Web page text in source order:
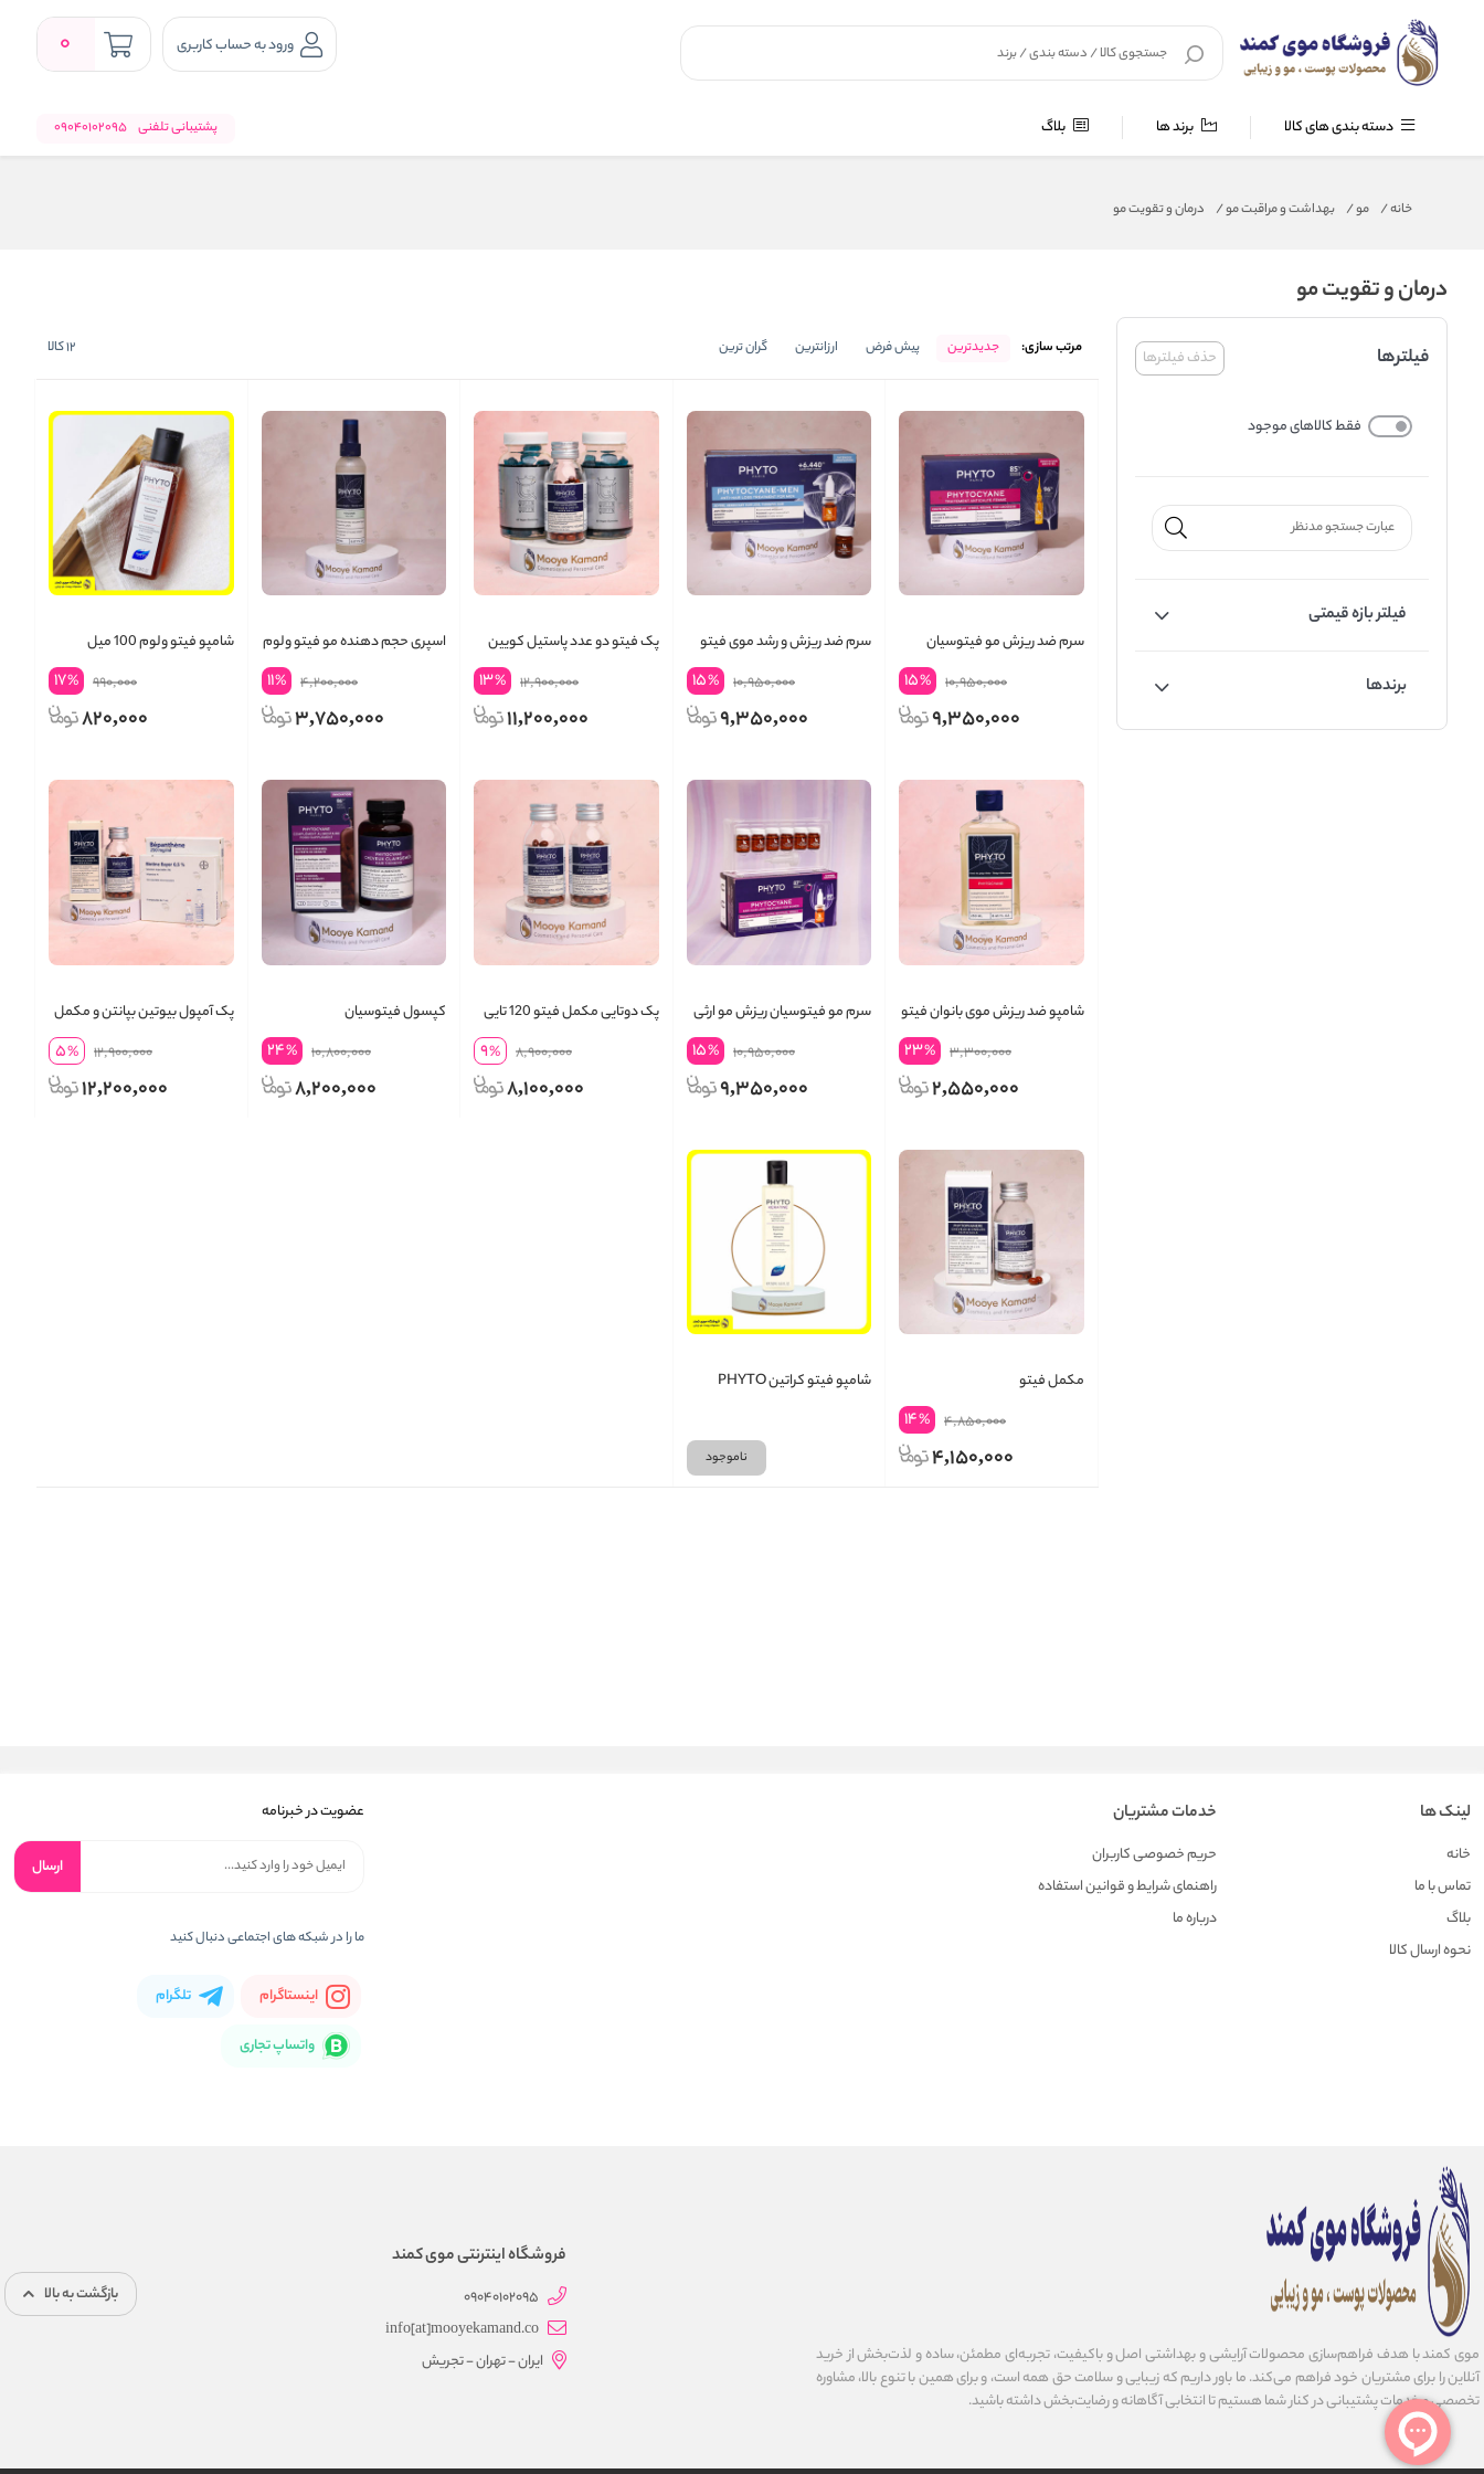
ورود به حساب کاربری 0
دسته بندی های کالا برند ها بلاگ پشتیبانی تلفنی 09040102095
خانه/ مو/ بهداشت و مراقبت مو/ درمان و تقویت مو
درمان و تقویت مو
حذف فیلترها فیلترها
فقط کالاهای موجود
فیلتر بازه قیمتی
برندها
مرتب سازی: جدیدترین پیش فرض ارزانترین گران ترین 12کالا
سرم ضد ریزش مو فیتوسیان
10,950,000
15%
9,350,000
سرم ضد ریزش و رشد موی فیتو
10,950,000
15%
9,350,000
پک فیتو دو عدد پاستیل کویین
12,900,000
13%
11,200,000
اسپری حجم دهنده مو فیتو ولوم
4,200,000
11%
3,750,000
شامپو فیتو ولوم 100 میل
990,000
17%
820,000
شامپو ضد ریزش موی بانوان فیتو
3,300,000
23%
2,550,000
سرم مو فیتوسیان ریزش مو ارثی
10,950,000
15%
9,350,000
پک دوتایی مکمل فیتو 120 تایی
8,900,000
9%
8,100,000
کپسول فیتوسیان
10,800,000
24%
8,200,000
پک آمپول بیوتین بپانتن و مکمل
12,900,000
5%
12,200,000
مکمل فیتو
4,850,000
14%
4,150,000
شامپو فیتو کراتین PHYTO
ناموجود
لینک ها
خانه
تماس با ما
بلاگ
نحوه ارسال کالا
خدمات مشتریان
حریم خصوصی کاربران
راهنمای شرایط و قوانین استفاده
درباره ما
عضویت در خبرنامه
ارسال
ما را در شبکه های اجتماعی دنبال کنید
اینستاگرام تلگرام
واتساپ تجاری
موی کمند با هدف فراهم‌سازی محصولات آرایشی و بهداشتی اصل و باکیفیت، تجربه‌ای مطمئن، ساده و لذت‌بخش از خرید
آنلاین را برای مشتریان خود فراهم می‌کند. ما باور داریم که زیبایی و سلامت حق همه است، و برای همین با تنوع بالا، مشاوره
تخصصی و خدمات پشتیبانی در کنار شما هستیم تا انتخابی آگاهانه و رضایت‌بخش داشته باشید.
فروشگاه اینترنتی موی کمند
09040102095
info[at]mooyekamand.co
ایران - تهران - تجریش
بازگشت به بالا